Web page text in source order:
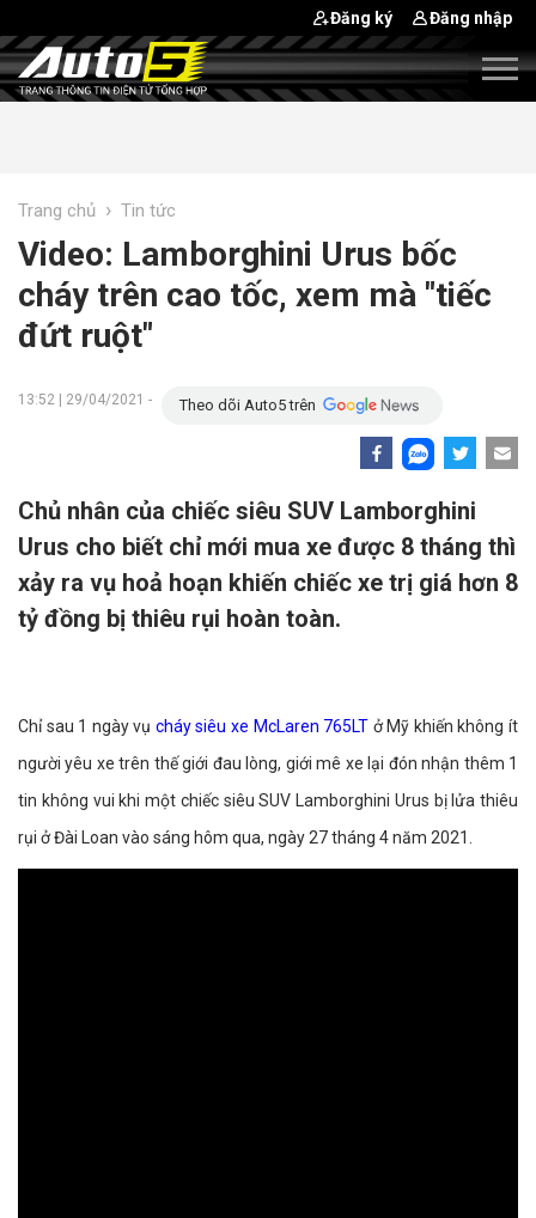
Đăng ký Đăng nhập
Trang chủ › Tin tức
Video: Lamborghini Urus bốc
cháy trên cao tốc, xem mà "tiếc
đứt ruột"
13:52 | 29/04/2021 - Theo dõi Auto5 trên
Chủ nhân của chiếc siêu SUV Lamborghini
Urus cho biết chỉ mới mua xe được 8 tháng thì
xảy ra vụ hoả hoạn khiến chiếc xe trị giá hơn 8
tỷ đồng bị thiêu rụi hoàn toàn.
Chỉ sau 1 ngày vụ cháy siêu xe McLaren 765LT ở Mỹ khiến không ít
người yêu xe trên thế giới đau lòng, giới mê xe lại đón nhận thêm 1
tin không vui khi một chiếc siêu SUV Lamborghini Urus bị lửa thiêu
rụi ở Đài Loan vào sáng hôm qua, ngày 27 tháng 4 năm 2021.